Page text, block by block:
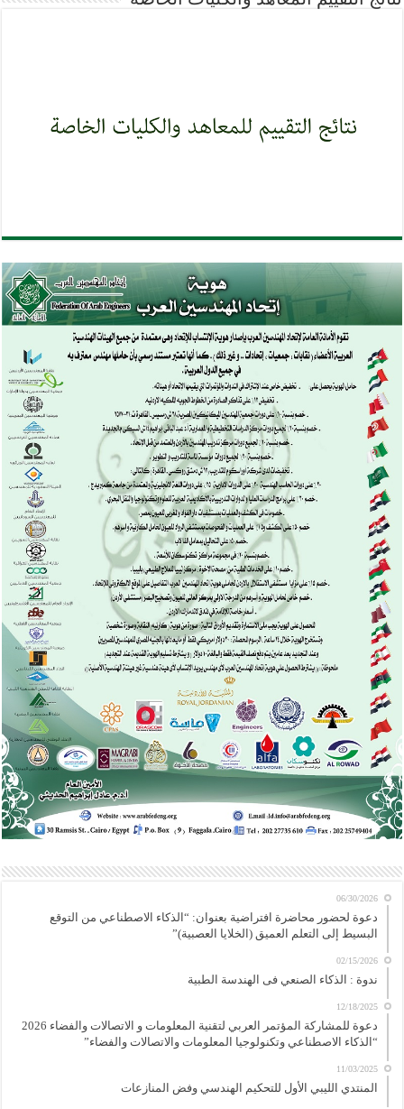
06/30/2026
دعوة لحضور محاضرة افتراضية بعنوان: “الذكاء الاصطناعي من التوقع
البسيط إلى التعلم العميق (الخلايا العصبية)”
02/15/2026
ندوة : الذكاء الصنعي فى الهندسة الطبية
12/18/2025
دعوة للمشاركة المؤتمر العربي لتقنية المعلومات و الاتصالات والفضاء 2026
“الذكاء الاصطناعي وتكنولوجيا المعلومات والاتصالات والفضاء”
11/03/2025
المنتدي الليبي الأول للتحكيم الهندسي وفض المنازعات